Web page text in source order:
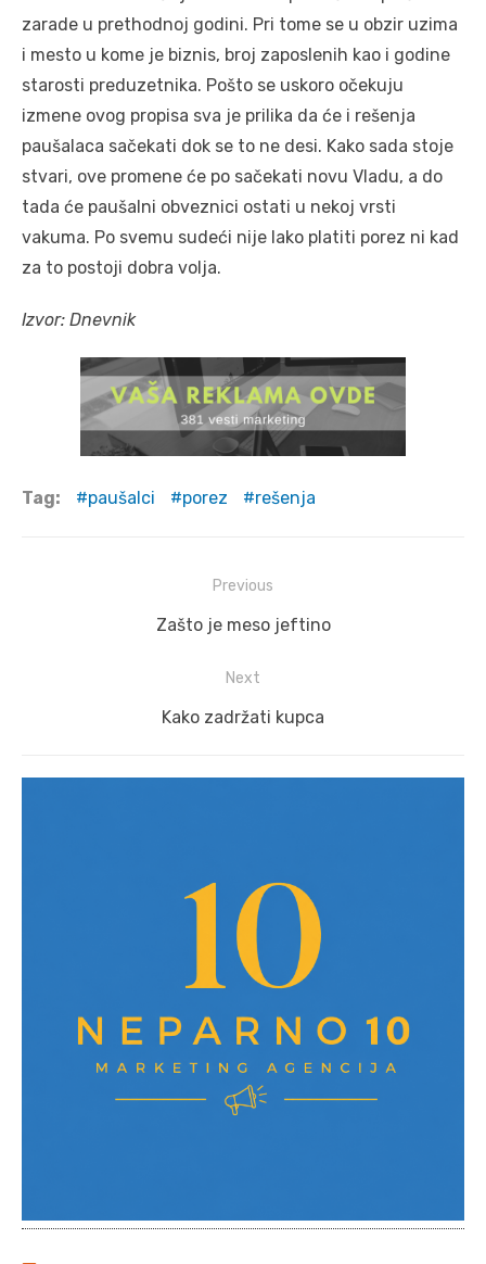
zarade u prethodnoj godini. Pri tome se u obzir uzima
i mesto u kome je biznis, broj zaposlenih kao i godine
starosti preduzetnika. Pošto se uskoro očekuju
izmene ovog propisa sva je prilika da će i rešenja
paušalaca sačekati dok se to ne desi. Kako sada stoje
stvari, ove promene će po sačekati novu Vladu, a do
tada će paušalni obveznici ostati u nekoj vrsti
vakuma. Po svemu sudeći nije lako platiti porez ni kad
za to postoji dobra volja.
Izvor: Dnevnik
Tag: paušalci porez rešenja
Previous
Previous
Zašto je meso jeftino
Next
Next
Kako zadržati kupca